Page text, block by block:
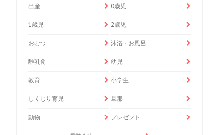
出産 0歳児
1歳児 2歳児
おむつ 沐浴・お風呂
離乳食 幼児
教育 小学生
しくじり育児 旦那
動物 プレゼント